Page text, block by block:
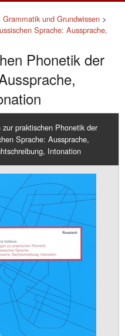
Grammatik und Grundwissen >
Sprache: Aussprache,
Phonetik der
zur praktischen Phonetik der
Sprache: Aussprache,
Intonation